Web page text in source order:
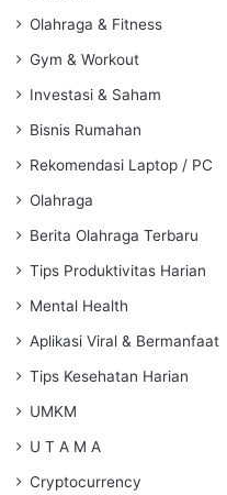
Olahraga & Fitness
Gym & Workout
Investasi & Saham
Bisnis Rumahan
Rekomendasi Laptop / PC
Olahraga
Berita Olahraga Terbaru
Tips Produktivitas Harian
Mental Health
Aplikasi Viral & Bermanfaat
Tips Kesehatan Harian
UMKM
U T A M A
Cryptocurrency